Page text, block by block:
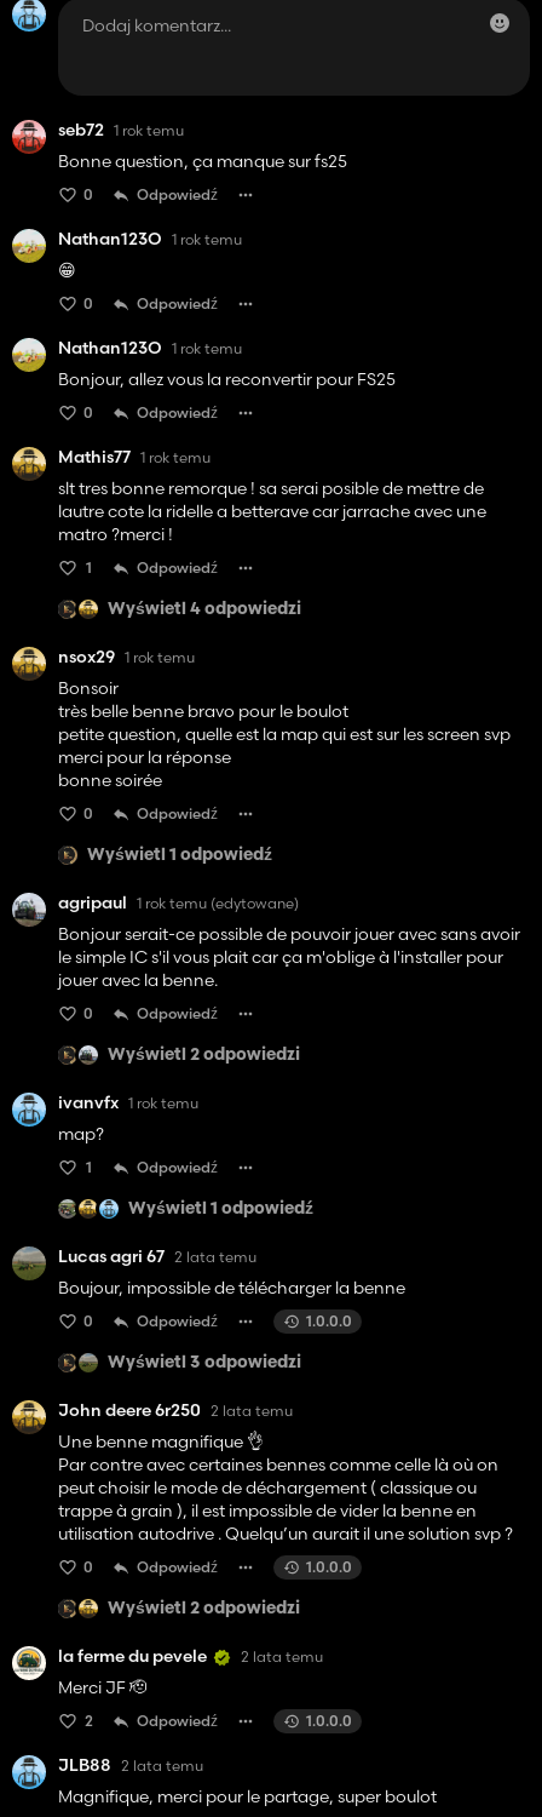
seb72 1 rok temu
Bonne question, ça manque sur fs25
0 Odpowiedź
Nathan123O 1 rok temu
😁
0 Odpowiedź
Nathan123O 1 rok temu
Bonjour, allez vous la reconvertir pour FS25
0 Odpowiedź
Mathis77 1 rok temu
slt tres bonne remorque ! sa serai posible de mettre de
lautre cote la ridelle a betterave car jarrache avec une
matro ?merci !
1 Odpowiedź
Wyświetl 4 odpowiedzi
nsox29 1 rok temu
Bonsoir
très belle benne bravo pour le boulot
petite question, quelle est la map qui est sur les screen svp
merci pour la réponse
bonne soirée
0 Odpowiedź
Wyświetl 1 odpowiedź
agripaul 1 rok temu (edytowane)
Bonjour serait-ce possible de pouvoir jouer avec sans avoir
le simple IC s'il vous plait car ça m'oblige à l'installer pour
jouer avec la benne.
0 Odpowiedź
Wyświetl 2 odpowiedzi
ivanvfx 1 rok temu
map?
1 Odpowiedź
Wyświetl 1 odpowiedź
Lucas agri 67 2 lata temu
Boujour, impossible de télécharger la benne
0 Odpowiedź 1.0.0.0
Wyświetl 3 odpowiedzi
John deere 6r250 2 lata temu
Une benne magnifique 👌
Par contre avec certaines bennes comme celle là où on
peut choisir le mode de déchargement ( classique ou
trappe à grain ), il est impossible de vider la benne en
utilisation autodrive . Quelqu’un aurait il une solution svp ?
0 Odpowiedź 1.0.0.0
Wyświetl 2 odpowiedzi
la ferme du pevele 2 lata temu
Merci JF 🫡
2 Odpowiedź 1.0.0.0
JLB88 2 lata temu
Magnifique, merci pour le partage, super boulot